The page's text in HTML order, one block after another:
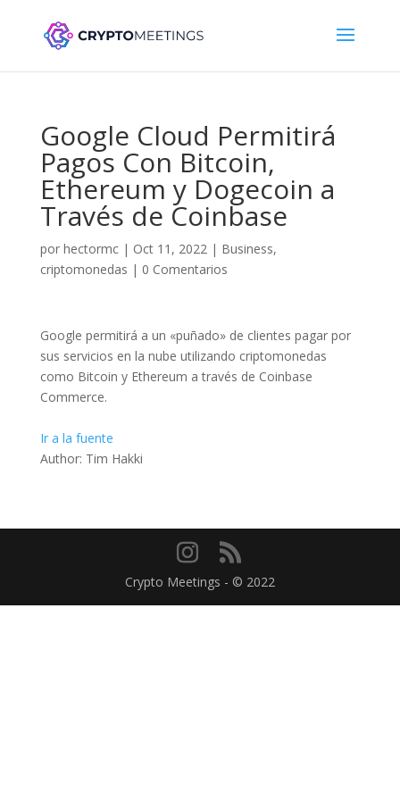
Google Cloud Permitirá
Pagos Con Bitcoin,
Ethereum y Dogecoin a
Través de Coinbase
por hectormc| Oct 11, 2022| Business,
criptomonedas | 0 Comentarios
Google permitirá a un «puñado» de clientes pagar por
sus servicios en la nube utilizando criptomonedas
como Bitcoin y Ethereum a través de Coinbase
Commerce.
Ir a la fuente
Author: Tim Hakki
Crypto Meetings - © 2022